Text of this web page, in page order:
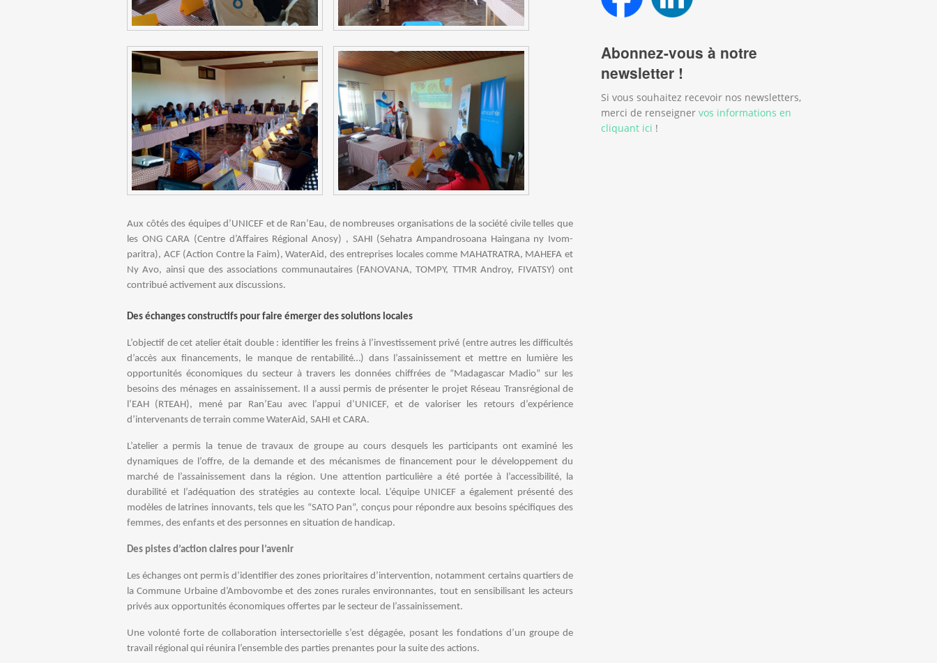
Aux côtés des équipes d’UNICEF et de Ran’Eau, de nombreuses organisations de la société civile telles que
les ONG CARA (Centre d’Affaires Régional Anosy) , SAHI (Sehatra Ampandrosoana Haingana ny Ivom-
paritra), ACF (Action Contre la Faim), WaterAid, des entreprises locales comme MAHATRATRA, MAHEFA et
Ny Avo, ainsi que des associations communautaires (FANOVANA, TOMPY, TTMR Androy, FIVATSY) ont
contribué activement aux discussions.
Des échanges constructifs pour faire émerger des solutions locales
L’objectif de cet atelier était double : identifier les freins à l’investissement privé (entre autres les difficultés
d’accès aux financements, le manque de rentabilité…) dans l’assainissement et mettre en lumière les
opportunités économiques du secteur à travers les données chiffrées de “Madagascar Madio” sur les
besoins des ménages en assainissement. Il a aussi permis de présenter le projet Réseau Transrégional de
l’EAH (RTEAH), mené par Ran’Eau avec l’appui d’UNICEF, et de valoriser les retours d’expérience
d’intervenants de terrain comme WaterAid, SAHI et CARA.
L’atelier a permis la tenue de travaux de groupe au cours desquels les participants ont examiné les
dynamiques de l’offre, de la demande et des mécanismes de financement pour le développement du
marché de l’assainissement dans la région. Une attention particulière a été portée à l’accessibilité, la
durabilité et l’adéquation des stratégies au contexte local. L’équipe UNICEF a également présenté des
modèles de latrines innovants, tels que les “SATO Pan”, conçus pour répondre aux besoins spécifiques des
femmes, des enfants et des personnes en situation de handicap.
Des pistes d’action claires pour l’avenir
Les échanges ont permis d’identifier des zones prioritaires d’intervention, notamment certains quartiers de
la Commune Urbaine d’Ambovombe et des zones rurales environnantes, tout en sensibilisant les acteurs
privés aux opportunités économiques offertes par le secteur de l’assainissement.
Une volonté forte de collaboration intersectorielle s’est dégagée, posant les fondations d’un groupe de
travail régional qui réunira l’ensemble des parties prenantes pour la suite des actions.
Abonnez-vous à notre
newsletter !
Si vous souhaitez recevoir nos newsletters,
merci de renseigner vos informations en
cliquant ici !